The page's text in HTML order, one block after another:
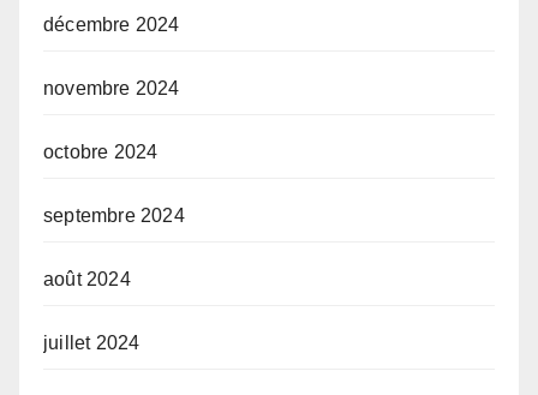
décembre 2024
novembre 2024
octobre 2024
septembre 2024
août 2024
juillet 2024